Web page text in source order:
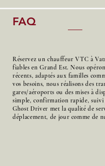
FAQ
Réservez un chauffeur VTC à
fiables en Grand Est. Nous
récents, adaptés aux familles
vos besoins, nous réalisons des
gares/aéroports ou des mises à
simple, confirmation rapide,
Ghost Driver met la qualité de
déplacement, de jour comme de